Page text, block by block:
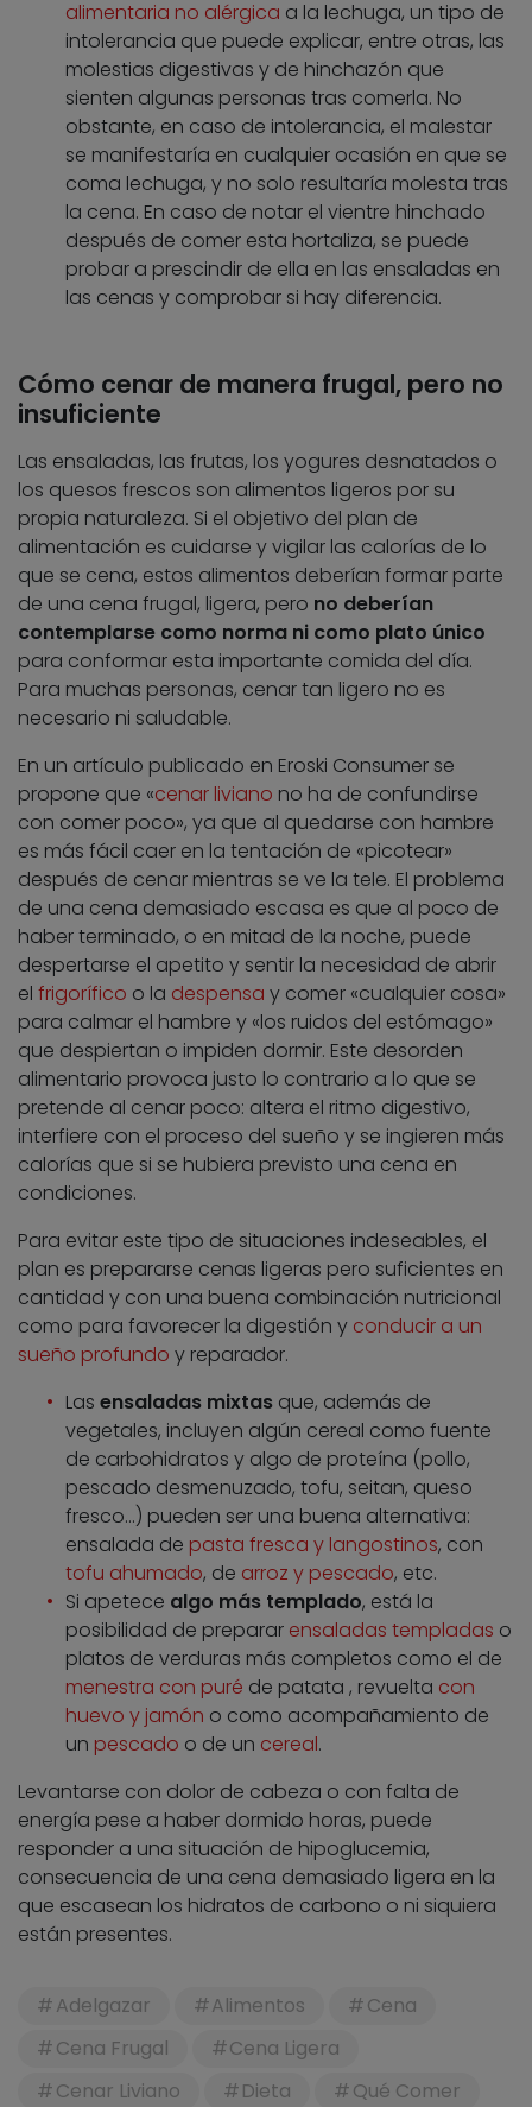
alimentaria no alérgica a la lechuga, un tipo de
intolerancia que puede explicar, entre otras, las
molestias digestivas y de hinchazón que
sienten algunas personas tras comerla. No
obstante, en caso de intolerancia, el malestar
se manifestaría en cualquier ocasión en que se
coma lechuga, y no solo resultaría molesta tras
la cena. En caso de notar el vientre hinchado
después de comer esta hortaliza, se puede
probar a prescindir de ella en las ensaladas en
las cenas y comprobar si hay diferencia.
Cómo cenar de manera frugal, pero no
insuficiente
Las ensaladas, las frutas, los yogures desnatados o
los quesos frescos son alimentos ligeros por su
propia naturaleza. Si el objetivo del plan de
alimentación es cuidarse y vigilar las calorías de lo
que se cena, estos alimentos deberían formar parte
de una cena frugal, ligera, pero no deberían
contemplarse como norma ni como plato único
para conformar esta importante comida del día.
Para muchas personas, cenar tan ligero no es
necesario ni saludable.
En un artículo publicado en Eroski Consumer se
propone que «cenar liviano no ha de confundirse
con comer poco», ya que al quedarse con hambre
es más fácil caer en la tentación de «picotear»
después de cenar mientras se ve la tele. El problema
de una cena demasiado escasa es que al poco de
haber terminado, o en mitad de la noche, puede
despertarse el apetito y sentir la necesidad de abrir
el frigorífico o la despensa y comer «cualquier cosa»
para calmar el hambre y «los ruidos del estómago»
que despiertan o impiden dormir. Este desorden
alimentario provoca justo lo contrario a lo que se
pretende al cenar poco: altera el ritmo digestivo,
interfiere con el proceso del sueño y se ingieren más
calorías que si se hubiera previsto una cena en
condiciones.
Para evitar este tipo de situaciones indeseables, el
plan es prepararse cenas ligeras pero suficientes en
cantidad y con una buena combinación nutricional
como para favorecer la digestión y conducir a un
sueño profundo y reparador.
Las ensaladas mixtas que, además de
vegetales, incluyen algún cereal como fuente
de carbohidratos y algo de proteína (pollo,
pescado desmenuzado, tofu, seitan, queso
fresco…) pueden ser una buena alternativa:
ensalada de pasta fresca y langostinos, con
tofu ahumado, de arroz y pescado, etc.
Si apetece algo más templado, está la
posibilidad de preparar ensaladas templadas o
platos de verduras más completos como el de
menestra con puré de patata , revuelta con
huevo y jamón o como acompañamiento de
un pescado o de un cereal.
Levantarse con dolor de cabeza o con falta de
energía pese a haber dormido horas, puede
responder a una situación de hipoglucemia,
consecuencia de una cena demasiado ligera en la
que escasean los hidratos de carbono o ni siquiera
están presentes.
Adelgazar Alimentos
Cena
Cena Frugal
Cena Ligera
Cenar Liviano
Dieta Qué Comer